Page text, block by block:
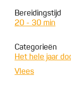
Bereidingstijd
20 - 30 min
Categorieën
Het hele jaar
Vlees